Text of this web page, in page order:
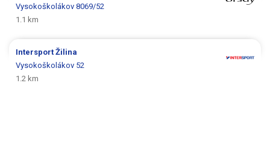
Vysokoškolákov 8069/52
1.1 km
IntersportŽilina
Vysokoškolákov 52
1.2 km